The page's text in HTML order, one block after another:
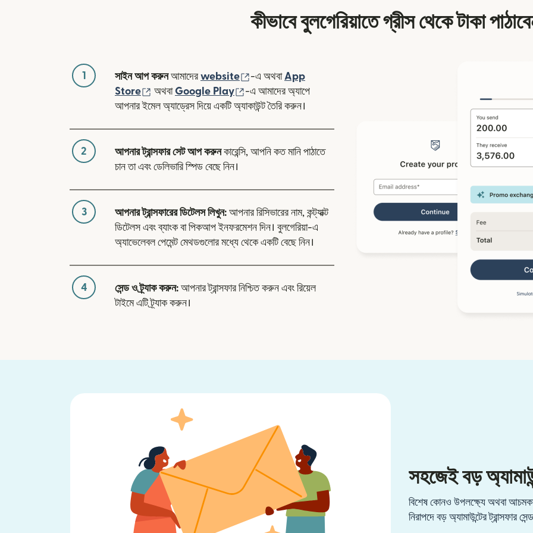
কীভাবে বুলগেরিয়াতে গ্রীস থেকে টাকা
1 সাইন আপ করুনআমাদেরwebsite (নতুন উইন্ডোতে খুলবে)
-এ অথবাApp
Store
(নতুন উইন্ডোতে খুলবে)
অথবা Google Play (নতুন উইন্ডোতে খুলবে)
-এ আমাদের অ্যাপে
আপনার ইমেল অ্যাড্রেস দিয়ে একটি অ্যাকাউন্ট তৈরি করুন।
2 আপনার ট্রান্সফার সেট আপ করুনকারেন্সি, আপনি কত মানি পাঠাতে
চান তা এবং ডেলিভারি স্পিড বেছে নিন।
3 আপনার ট্রান্সফারের ডিটেলস লিখুন: আপনার রিসিভারের নাম, কন্ট্যাক্ট
ডিটেলস এবং ব্যাংক বা পিকআপ ইনফরমেশন দিন। বুলগেরিয়া-এ
অ্যাভেলেবল পেমেন্ট মেথডগুলোর মধ্যে থেকে একটি বেছে নিন।
4 সেন্ড ও ট্র্যাক করুন: আপনার ট্রান্সফার নিশ্চিত করুন এবং রিয়েল
টাইমে এটি ট্র্যাক করুন।
সহজেই বড়
বিশেষ কোনও উপলক্ষ্যে অথবা
নিরাপদে বড় অ্যামাউন্টের ট্রান্সফার